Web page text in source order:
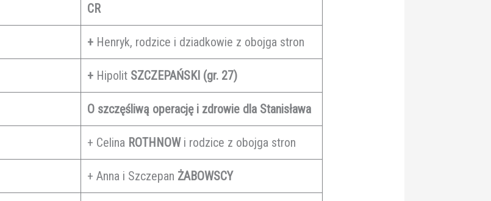
CR
+ Henryk, rodzice i dziadkowie z obojga stron
+ Hipolit SZCZEPAŃSKI (gr. 27)
O szczęśliwą operację i zdrowie dla Stanisława
+ Celina ROTHNOWi rodzice z obojga stron
+ Anna i Szczepan ŻABOWSCY